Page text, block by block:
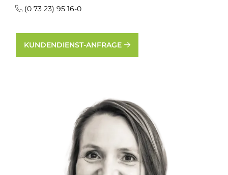
(0 73 23) 95 16-0
KUNDENDIENST-ANFRAGE